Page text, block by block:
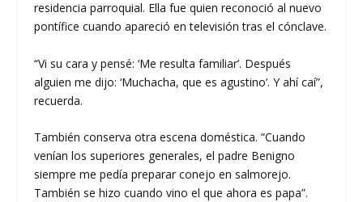
residencia parroquial. Ella fue quien reconoció al nuevo
pontífice cuando apareció en televisión tras el cónclave.
“Vi su cara y pensé: ‘Me resulta familiar’. Después
alguien me dijo: ‘Muchacha, que es agustino’. Y ahí caí”,
recuerda.
También conserva otra escena doméstica. “Cuando
venían los superiores generales, el padre Benigno
siempre me pedía preparar conejo en salmorejo.
También se hizo cuando vino el que ahora es papa”.